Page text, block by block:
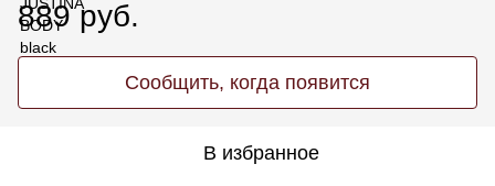
889 руб.
Сообщить, когда появится
В избранное